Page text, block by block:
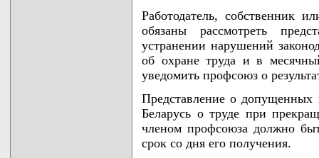
Работодатель, собственник
обязаны рассмотреть
устранении нарушений
об охране труда и в
уведомить профсоюз о
Представление о допущенных
Беларусь о труде при
членом профсоюза должно
срок со дня его получения.